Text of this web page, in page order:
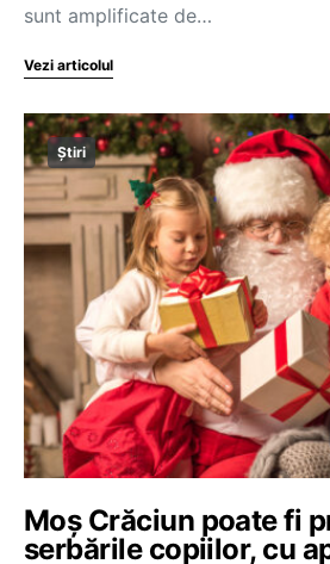
sunt amplificate de…
Vezi articolul
Știri
Moș Crăciun poate fi
serbările copiilor, cu